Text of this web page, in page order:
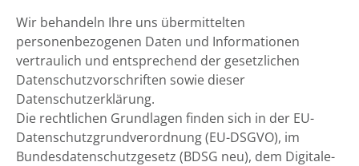
Wir behandeln Ihre uns übermittelten
personenbezogenen Daten und Informationen
vertraulich und entsprechend der gesetzlichen
Datenschutzvorschriften sowie dieser
Datenschutzerklärung.
Die rechtlichen Grundlagen finden sich in der EU-
Datenschutzgrundverordnung (EU-DSGVO), im
Bundesdatenschutzgesetz (BDSG neu), dem Digitale-